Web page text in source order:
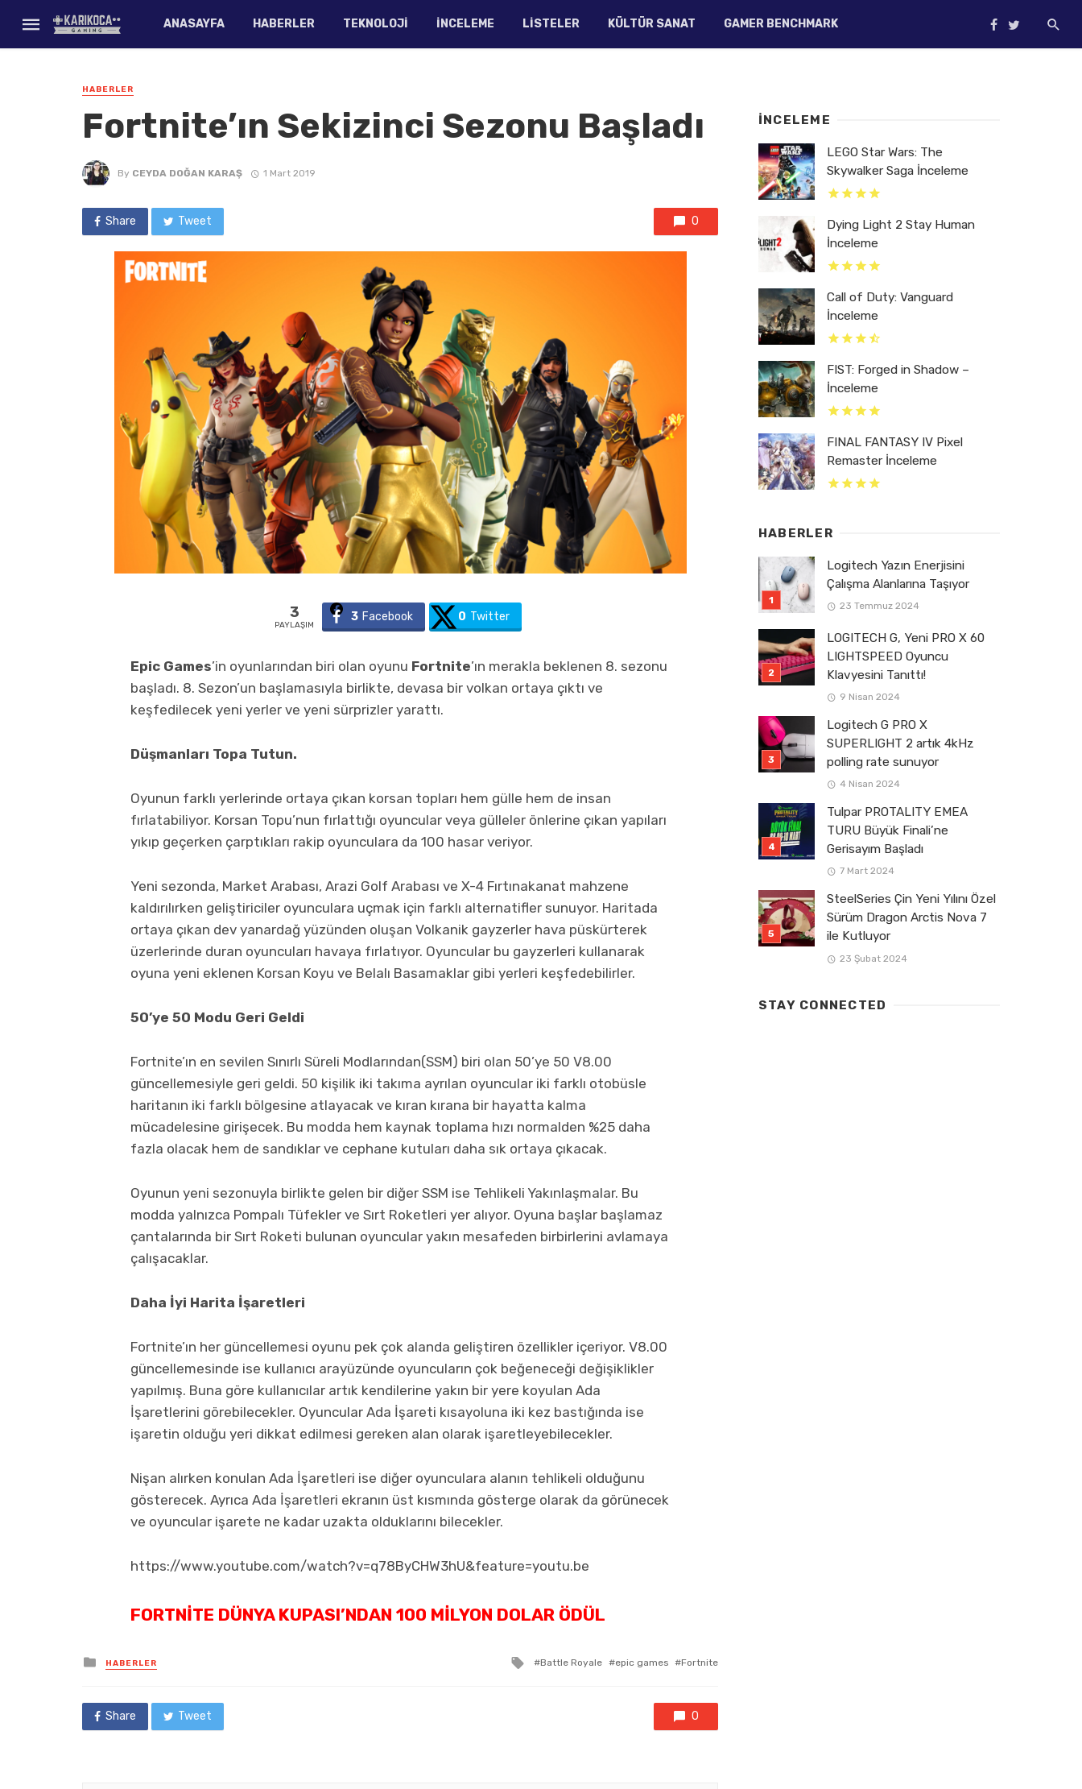
ANASAYFA HABERLER TEKNOLOJI İNCELEME LISTELER KÜLTÜR SANAT GAMER BENCHMARK
HABERLER
Fortnite’ın Sekizinci Sezonu Başladı
By CEYDA DOĞAN KARAŞ 1 Mart 2019
Share Tweet 0
3
PAYLAŞIM
3 Facebook 0 Twitter
Epic Games’in oyunlarından biri olan oyunu Fortnite’ın merakla beklenen 8. sezonu
başladı. 8. Sezon’un başlamasıyla birlikte, devasa bir volkan ortaya çıktı ve
keşfedilecek yeni yerler ve yeni sürprizler yarattı.
Düşmanları Topa Tutun.
Oyunun farklı yerlerinde ortaya çıkan korsan topları hem gülle hem de insan
fırlatabiliyor. Korsan Topu’nun fırlattığı oyuncular veya gülleler önlerine çıkan yapıları
yıkıp geçerken çarptıkları rakip oyunculara da 100 hasar veriyor.
Yeni sezonda, Market Arabası, Arazi Golf Arabası ve X-4 Fırtınakanat mahzene
kaldırılırken geliştiriciler oyunculara uçmak için farklı alternatifler sunuyor. Haritada
ortaya çıkan dev yanardağ yüzünden oluşan Volkanik gayzerler hava püskürterek
üzerlerinde duran oyuncuları havaya fırlatıyor. Oyuncular bu gayzerleri kullanarak
oyuna yeni eklenen Korsan Koyu ve Belalı Basamaklar gibi yerleri keşfedebilirler.
50’ye 50 Modu Geri Geldi
Fortnite’ın en sevilen Sınırlı Süreli Modlarından(SSM) biri olan 50’ye 50 V8.00
güncellemesiyle geri geldi. 50 kişilik iki takıma ayrılan oyuncular iki farklı otobüsle
haritanın iki farklı bölgesine atlayacak ve kıran kırana bir hayatta kalma
mücadelesine girişecek. Bu modda hem kaynak toplama hızı normalden %25 daha
fazla olacak hem de sandıklar ve cephane kutuları daha sık ortaya çıkacak.
Oyunun yeni sezonuyla birlikte gelen bir diğer SSM ise Tehlikeli Yakınlaşmalar. Bu
modda yalnızca Pompalı Tüfekler ve Sırt Roketleri yer alıyor. Oyuna başlar başlamaz
çantalarında bir Sırt Roketi bulunan oyuncular yakın mesafeden birbirlerini avlamaya
çalışacaklar.
Daha İyi Harita İşaretleri
Fortnite’ın her güncellemesi oyunu pek çok alanda geliştiren özellikler içeriyor. V8.00
güncellemesinde ise kullanıcı arayüzünde oyuncuların çok beğeneceği değişiklikler
yapılmış. Buna göre kullanıcılar artık kendilerine yakın bir yere koyulan Ada
İşaretlerini görebilecekler. Oyuncular Ada İşareti kısayoluna iki kez bastığında ise
işaretin olduğu yeri dikkat edilmesi gereken alan olarak işaretleyebilecekler.
Nişan alırken konulan Ada İşaretleri ise diğer oyunculara alanın tehlikeli olduğunu
gösterecek. Ayrıca Ada İşaretleri ekranın üst kısmında gösterge olarak da görünecek
ve oyuncular işarete ne kadar uzakta olduklarını bilecekler.
https://www.youtube.com/watch?v=q78ByCHW3hU&feature=youtu.be
FORTNITE DÜNYA KUPASI’NDAN 100 MILYON DOLAR ÖDÜL
Posted
in
HABERLER
Tagged
Battle Royale epic games Fortnite
Share Tweet 0
İNCELEME
LEGO Star Wars: The
Skywalker Saga İnceleme
Dying Light 2 Stay Human
İnceleme
Call of Duty: Vanguard
İnceleme
FIST: Forged in Shadow –
İnceleme
FINAL FANTASY IV Pixel
Remaster İnceleme
HABERLER
Logitech Yazın Enerjisini
Çalışma Alanlarına Taşıyor
23 Temmuz 2024
LOGITECH G, Yeni PRO X 60
LIGHTSPEED Oyuncu
Klavyesini Tanıttı!
9 Nisan 2024
Logitech G PRO X
SUPERLIGHT 2 artık 4kHz
polling rate sunuyor
4 Nisan 2024
Tulpar PROTALITY EMEA
TURU Büyük Finali’ne
Gerisayım Başladı
7 Mart 2024
SteelSeries Çin Yeni Yılını Özel
Sürüm Dragon Arctis Nova 7
ile Kutluyor
23 Şubat 2024
STAY CONNECTED